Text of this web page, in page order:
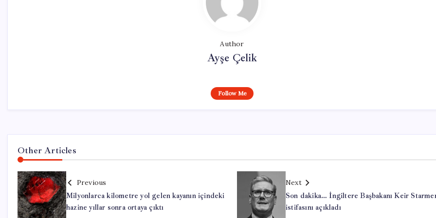
Author
Ayşe Çelik
Follow Me
Other Articles
Previous
Milyonlarca kilometre yol gelen kayanın içindeki
hazine yıllar sonra ortaya çıktı
Next
Son dakika… İngiltere Başbakanı Keir
istifasını açıkladı